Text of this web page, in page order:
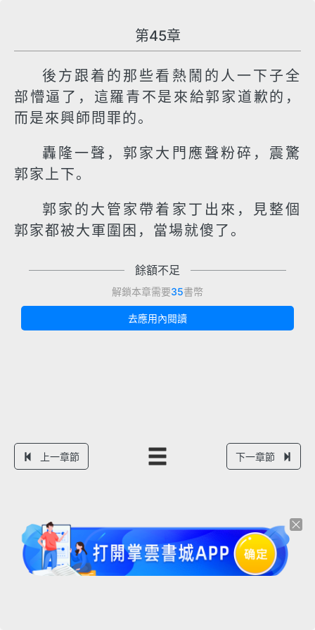
第45章
後方跟着的那些看熱鬧的人一下子全
部懵逼了，這羅青不是來給郭家道歉的，
而是來興師問罪的。
轟隆一聲，郭家大門應聲粉碎，震驚
郭家上下。
郭家的大管家帶着家丁出來，見整個
郭家都被大軍圍困，當場就傻了。
餘額不足
解鎖本章需要35書幣
去應用內閱讀
上一章節 下一章節